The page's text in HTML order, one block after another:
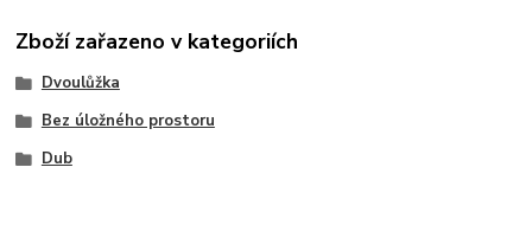
Zboží zařazeno v kategoriích
Dvoulůžka
Bez úložného prostoru
Dub